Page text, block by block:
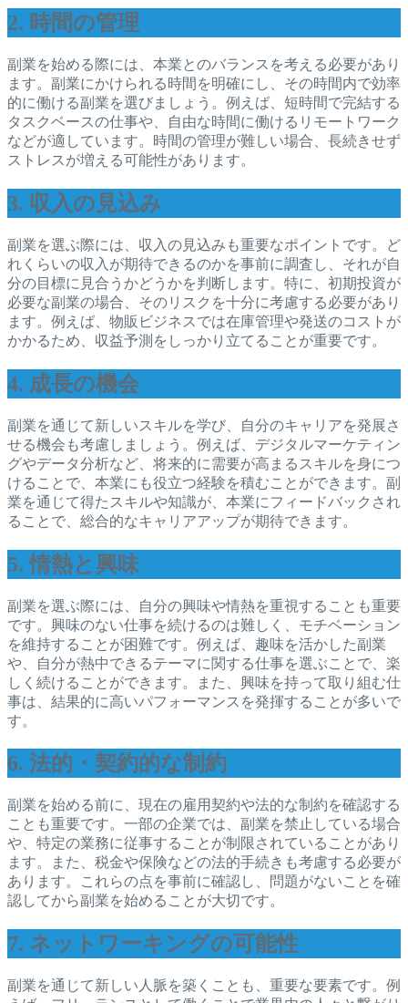
2. 時間の管理
副業を始める際には、本業とのバランスを考える必要があり
ます。副業にかけられる時間を明確にし、その時間内で効率
的に働ける副業を選びましょう。例えば、短時間で完結する
タスクベースの仕事や、自由な時間に働けるリモートワーク
などが適しています。時間の管理が難しい場合、長続きせず
ストレスが増える可能性があります。
3. 収入の見込み
副業を選ぶ際には、収入の見込みも重要なポイントです。ど
れくらいの収入が期待できるのかを事前に調査し、それが自
分の目標に見合うかどうかを判断します。特に、初期投資が
必要な副業の場合、そのリスクを十分に考慮する必要があり
ます。例えば、物販ビジネスでは在庫管理や発送のコストが
かかるため、収益予測をしっかり立てることが重要です。
4. 成長の機会
副業を通じて新しいスキルを学び、自分のキャリアを発展さ
せる機会も考慮しましょう。例えば、デジタルマーケティン
グやデータ分析など、将来的に需要が高まるスキルを身につ
けることで、本業にも役立つ経験を積むことができます。副
業を通じて得たスキルや知識が、本業にフィードバックされ
ることで、総合的なキャリアアップが期待できます。
5. 情熱と興味
副業を選ぶ際には、自分の興味や情熱を重視することも重要
です。興味のない仕事を続けるのは難しく、モチベーション
を維持することが困難です。例えば、趣味を活かした副業
や、自分が熱中できるテーマに関する仕事を選ぶことで、楽
しく続けることができます。また、興味を持って取り組む仕
事は、結果的に高いパフォーマンスを発揮することが多いで
す。
6. 法的・契約的な制約
副業を始める前に、現在の雇用契約や法的な制約を確認する
ことも重要です。一部の企業では、副業を禁止している場合
や、特定の業務に従事することが制限されていることがあり
ます。また、税金や保険などの法的手続きも考慮する必要が
あります。これらの点を事前に確認し、問題がないことを確
認してから副業を始めることが大切です。
7. ネットワーキングの可能性
副業を通じて新しい人脈を築くことも、重要な要素です。例